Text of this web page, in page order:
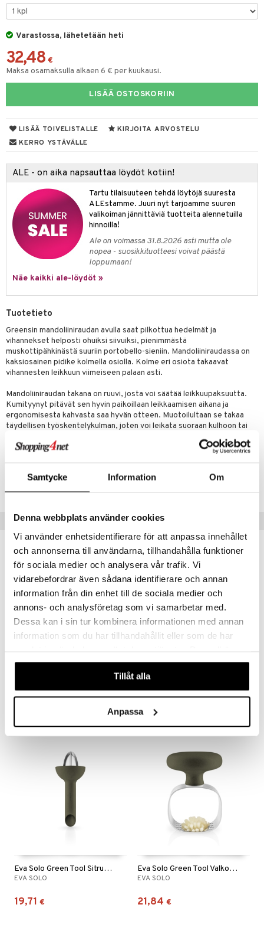
Samtycke Information Om
Denna webbplats använder cookies
Vi använder enhetsidentifierare för att anpassa innehållet
och annonserna till användarna, tillhandahålla funktioner
för sociala medier och analysera vår trafik. Vi
vidarebefordrar även sådana identifierare och annan
information från din enhet till de sociala medier och
annons- och analysföretag som vi samarbetar med.
Dessa kan i sin tur kombinera informationen med annan
information som du har tillhandahållit eller som de har
våra cookies vid fortsatt användande av vår webbplats.
Tillåt alla
Anpassa
Varastossa, lähetetään heti
32,48 €
Maksa osamaksulla alkaen 6 € per kuukausi.
LISÄÄ OSTOSKORIIN
LISÄÄ TOIVELISTALLE
KIRJOITA ARVOSTELU
KERRO YSTÄVÄLLE
ALE - on aika napsauttaa löydöt kotiin!
Tartu tilaisuuteen tehdä löytöjä suuresta
ALEstamme. Juuri nyt tarjoamme suuren
valikoiman jännittäviä tuotteita alennetuilla
hinnoilla!
Ale on voimassa 31.8.2026 asti mutta ole
nopea - suosikkituotteesi voivat päästä
loppumaan!
Näe kaikki ale-löydöt »
Tuotetieto
Greensin mandoliiniraudan avulla saat pilkottua hedelmät ja
vihannekset helposti ohuiksi siivuiksi, pienimmästä
muskottipähkinästä suuriin portobello-sieniin. Mandoliiniraudassa on
kaksiosainen pidike kolmella osiolla. Kolme eri osiota takaavat
vihannesten leikkuun viimeiseen palaan asti.
Mandoliiniraudan takana on ruuvi, josta voi säätää leikkuupaksuutta.
Kumityynyt pitävät sen hyvin paikoillaan leikkaamisen aikana ja
ergonomisesta kahvasta saa hyvän otteen. Muotoilultaan se takaa
täydellisen työskentelykulman, joten voi leikata suoraan kulhoon tai
Vinkkejä sinulle
EVA SOLO
Eva Solo Green Tool Sitruspuserrin
EVA SOLO
19,71 €
Eva Solo Green Tool Valkosipulipuristin
EVA SOLO
21,84 €
& Vihannesveitset
sisustus
tarvikkeita
tekstiilit
koristelu
säilytys
tekstiilit
Saalit
& Tyynyliinat
& Peitot
& Koukut
& Korit
& Veistokset
& Lyhdyt
& Korit
tekstiilit
tekstiilit
tekstiilit
& Tyynyliinat
& Peitot
hyönteissuoja
& Lyhdyt
& vastauksia